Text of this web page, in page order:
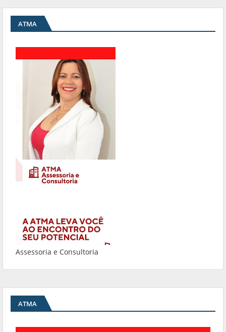
ATMA
Assessoria e Consultoria
ATMA